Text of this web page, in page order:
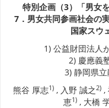
特別企画（3）「男女
7．男女共同参画社会の
国家スウ
1) 公益財団法人
2) 慶應義
3) 静岡県
熊谷 厚志1) , 入野 誠之 2) ,
恵1), 大橋